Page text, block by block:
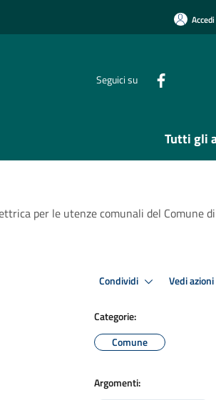
Seguici su
Tutti gli
per le utenze comunali del Comune
Condividi Vedi azioni
Categorie:
Comune
Argomenti: